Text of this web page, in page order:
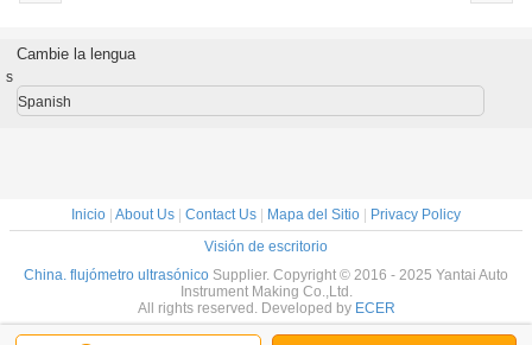
Cambie la lengua
s
Spanish
Inicio About Us Contact Us Mapa del Sitio
Privacy Policy
Visión de escritorio
China. flujómetro ultrasónico Supplier. Copyright © 2016 - 2025 Yantai Auto
Instrument Making Co.,Ltd.
All rights reserved. Developed by ECER